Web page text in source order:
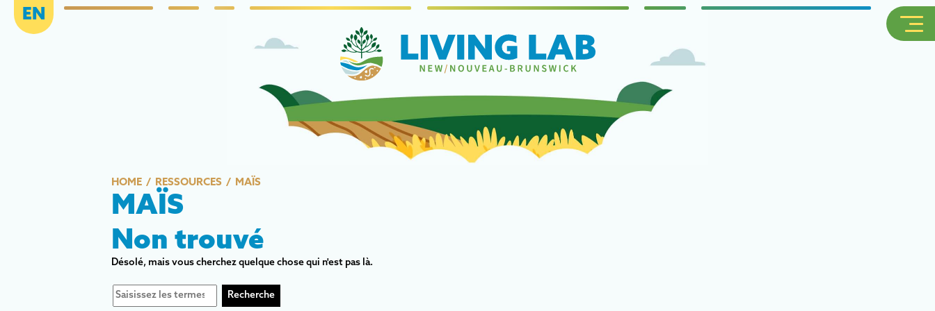
EN
HOME RESSOURCES MAÏS
MAÏS
Non trouvé
Désolé, mais vous cherchez quelque chose qui n'est pas là.